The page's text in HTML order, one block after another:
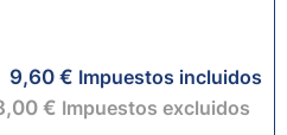
9,60 € Impuestos incluidos
€ Impuestos excluidos